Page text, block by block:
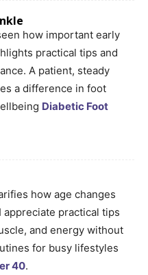
how important early
practical tips and
A patient, steady
a difference in foot
Diabetic Foot
how age changes
appreciate practical tips
and energy without
for busy lifestyles
40.